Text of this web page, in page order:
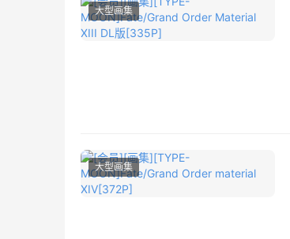
大型画集
大型画集